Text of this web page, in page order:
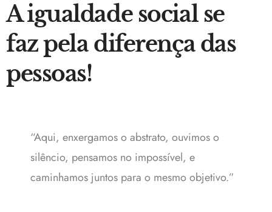
A igualdade social se
faz pela diferença das
pessoas!
“Aqui, enxergamos o abstrato, ouvimos o
silêncio, pensamos no impossível, e
caminhamos juntos para o mesmo objetivo.”